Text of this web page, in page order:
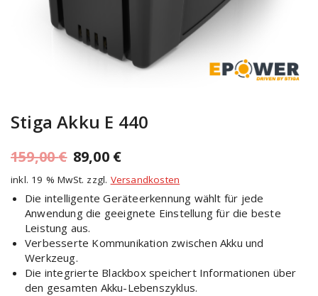
Stiga Akku E 440
159,00€ 89,00 €
inkl. 19 % MwSt. zzgl. Versandkosten
Die intelligente Geräteerkennung wählt für jede
Anwendung die geeignete Einstellung für die beste
Leistung aus.
Verbesserte Kommunikation zwischen Akku und
Werkzeug.
Die integrierte Blackbox speichert Informationen über
den gesamten Akku-Lebenszyklus.